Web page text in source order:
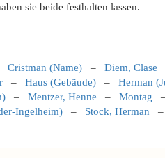
sie beide festhalten lassen.
Cristman (Name) – Diem, Clase
– Haus (Gebäude) – Herman
– Mentzer, Henne – Montag
Ingelheim) – Stock, Herman